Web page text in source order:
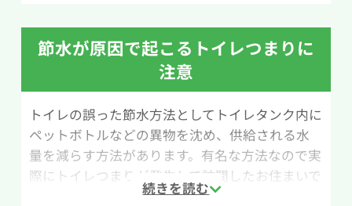
を紹介します。
用意するものは、クエン酸（小さじ1/2）、水
200ml、スプレーボトル、トイレ用ブラシです。
ン酸水を使うことで汚れを分解しやすくなりま
す。水200mlにクエン酸小さじ1/2を溶かし、ス
プレーボトルに入れてクエン酸水を作りましょ
節水が原因で起こるトイレつまりに
注意
トイレの誤った節水方法としてトイレタンク内に
ペットボトルなどの異物を沈め、供給される水
量を減らす方法があります。有名な方法なので実
際にトイレつまりが発生して訪問したお住まいで
も見かけたことがあります。トイレタンクの容量